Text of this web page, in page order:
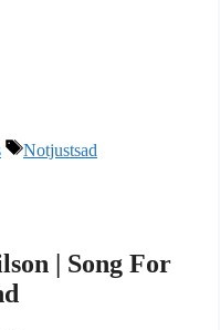
Schlagwörter
Notjustsad
| Song For